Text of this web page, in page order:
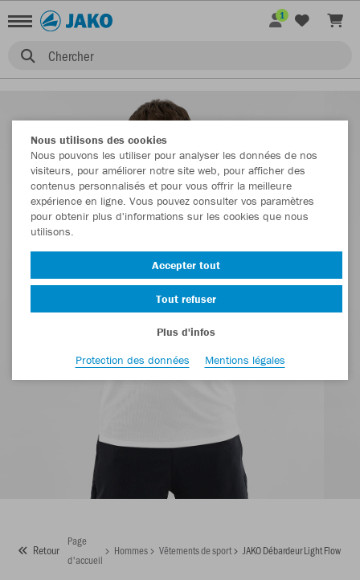
Chercher
1
Retour
Page
d'accueil
Hommes Vêtements de sport JAKO Débardeur Light Flow
Nous utilisons des cookies
Nous pouvons les utiliser pour analyser les données de nos
visiteurs, pour améliorer notre site web, pour afficher des
contenus personnalisés et pour vous offrir la meilleure
expérience en ligne. Vous pouvez consulter vos paramètres
pour obtenir plus d'informations sur les cookies que nous
utilisons.
Accepter tout
Tout refuser
Plus d'infos
Protection des données
Mentions légales